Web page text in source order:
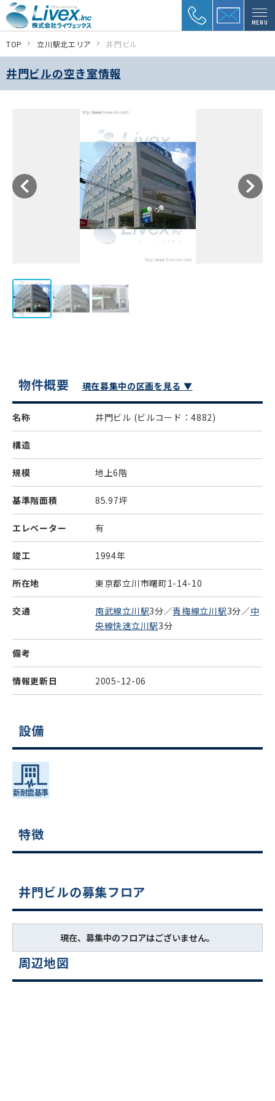
MENU
TOP 立川駅北エリア 井門ビル
井門ビルの空き室情報
物件概要 現在募集中の区画を見る ▼
名称 井門ビル (ビルコード：4882)
構造
規模 地上6階
基準階面積 85.97坪
エレベーター 有
竣工 1994年
所在地 東京都立川市曙町1-14-10
交通 南武線立川駅3分／青梅線立川駅3分／中
央線快速立川駅3分
備考
情報更新日 2005-12-06
設備
特徴
井門ビルの募集フロア
現在、募集中のフロアはございません。
周辺地図